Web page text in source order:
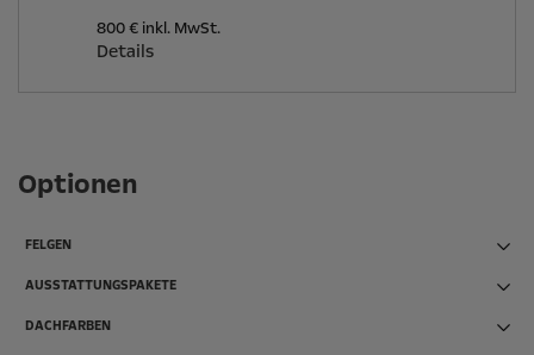
800 € inkl. MwSt.
Details
Optionen
FELGEN
AUSSTATTUNGSPAKETE
DACHFARBEN